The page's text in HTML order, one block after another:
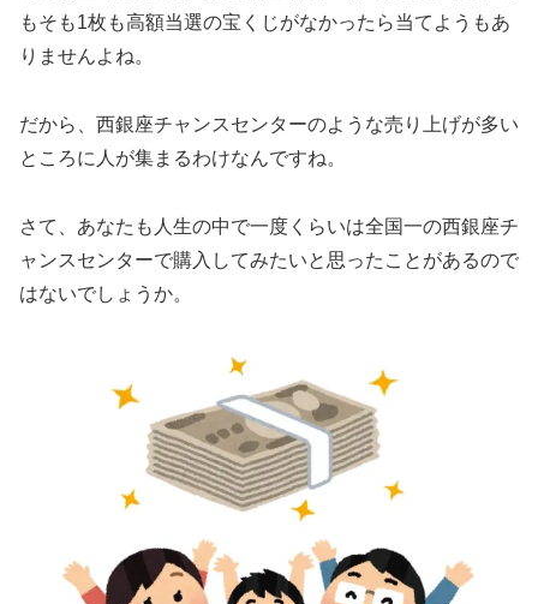
もそも1枚も高額当選の宝くじがなかったら当てようもあ
りませんよね。
だから、西銀座チャンスセンターのような売り上げが多い
ところに人が集まるわけなんですね。
さて、あなたも人生の中で一度くらいは全国一の西銀座チ
ャンスセンターで購入してみたいと思ったことがあるので
はないでしょうか。